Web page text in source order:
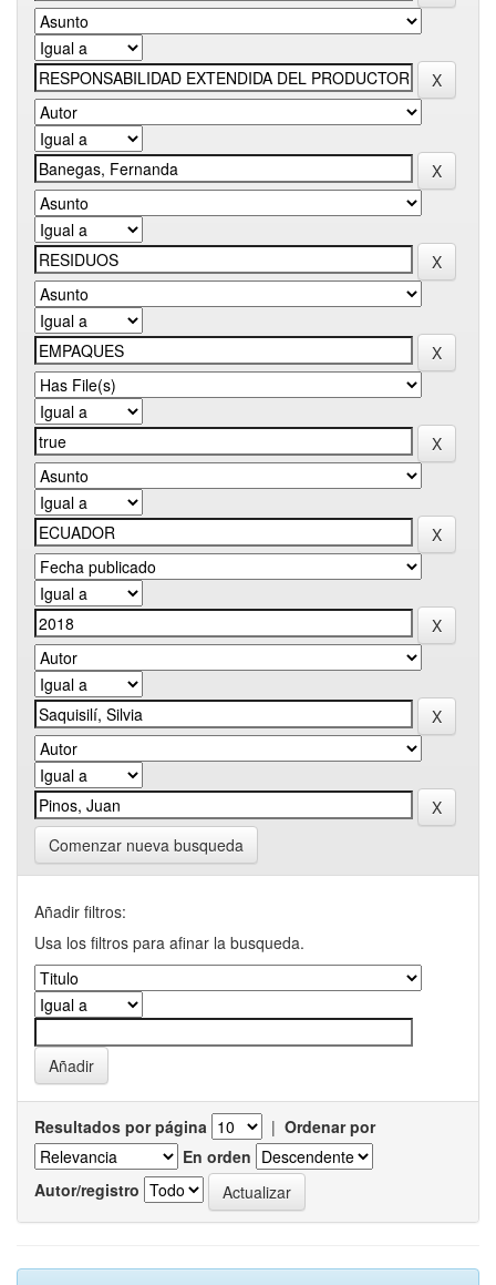
Comenzar nueva busqueda
Añadir filtros:
Usa los filtros para afinar la busqueda.
Resultados por página | Ordenar por
En orden
Autor/registro